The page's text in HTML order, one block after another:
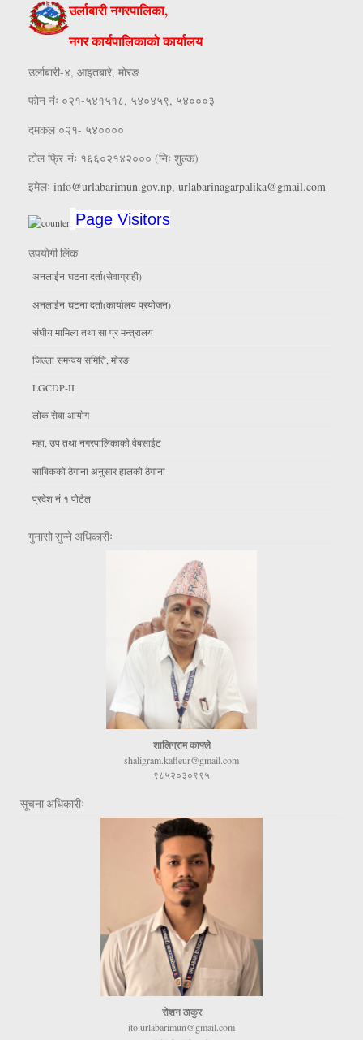
उर्लाबारी नगरपालिका,
नगर कार्यपालिकाको कार्यालय
उर्लाबारी-४, आइतबारे, माेरङ
फाेन नंः ०२१-५४१५१८, ५४०४५९, ५४०००३
दमकल ०२१- ५४००००
टोल फ्रि नंः १६६०२१४२००० (निः शुल्क)
इमेलः info@urlabarimun.gov.np, urlabarinagarpalika@gmail.com
Page Visitors
उपयाेगी लिंक
अनलाईन घटना दर्ता(सेवाग्राही)
अनलाईन घटना दर्ता(कार्यालय प्रयाेजन)
संघीय मामिला तथा सा प्र मन्त्रालय
जिल्ला समन्वय समिति, माेरङ
LGCDP-II
लाेक सेवा आयाेग
महा, उप तथा नगरपालिकाकाे वेबसाईट
साबिकको ठेगाना अनुसार हालको ठेगाना
प्रदेश नं १ पोर्टल
गुनासो सुन्ने अधिकारीः
शालिग्राम काफ्ले
shaligram.kafleur@gmail.com
९८५२०३०९९५
सूचना अधिकारीः
रोशन ठाकुर
ito.urlabarimun@gmail.com